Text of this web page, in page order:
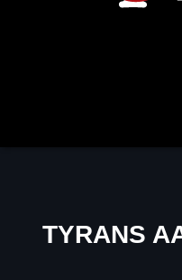
TYRANS